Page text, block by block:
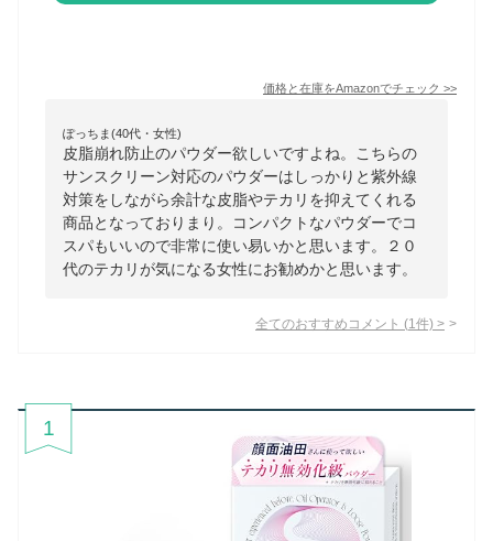
価格と在庫をAmazonでチェック >>
ぽっちま(40代・女性)
皮脂崩れ防止のパウダー欲しいですよね。こちらの
サンスクリーン対応のパウダーはしっかりと紫外線
対策をしながら余計な皮脂やテカリを抑えてくれる
商品となっておりまり。コンパクトなパウダーでコ
スパもいいので非常に使い易いかと思います。２０
代のテカリが気になる女性にお勧めかと思います。
全てのおすすめコメント (1 件) >
1